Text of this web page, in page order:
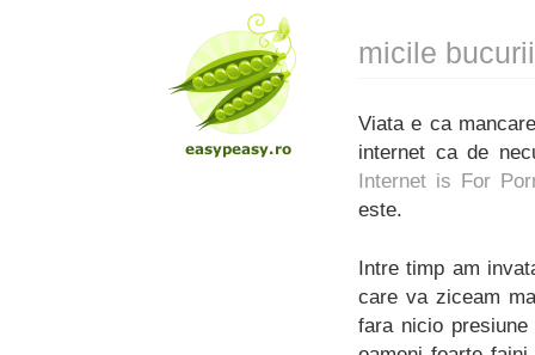
micile
Viata e ca
internet ca de
Internet is For
este.
Intre timp am
care va ziceam
fara nicio